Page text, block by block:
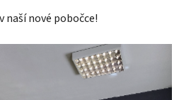
naší nové pobočce!